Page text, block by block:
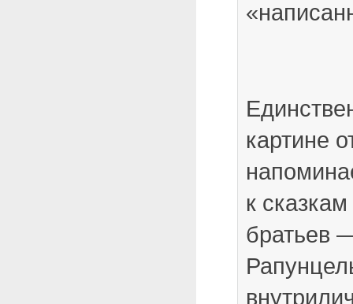
картине
к
братьев